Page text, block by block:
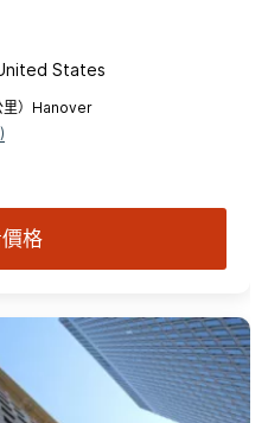
States
里）Hanover
格